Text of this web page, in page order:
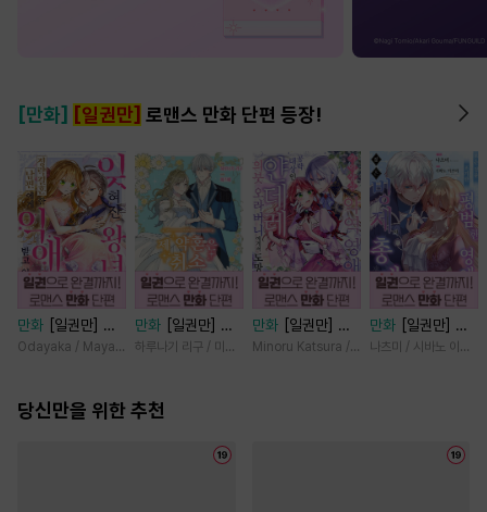
[만화] [일권만] 로맨스 만화 단편 등장!
만화
[일권만] 잊
혀진 왕녀지만 정
니다 [단행본]
Odayaka / Maya Koike
만화
[일권만] 제
약혼은 취소되었습
하루나기 리구 / 미즈메
만화
[일권만] 기
억상실 악역 영애
Minoru Katsura / Mizune
만화
[일권만] 모
든 것을 포기한 평
나츠미 / 시바노 이즈미
당신만을 위한 추천